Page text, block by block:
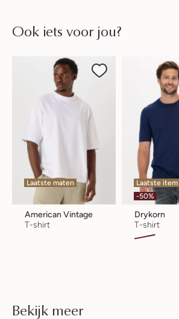
Ook iets voor jou?
Laatste maten
American Vintage
T-shirt
Laatste item
-50%
Drykorn
T-shirt
Bekijk meer